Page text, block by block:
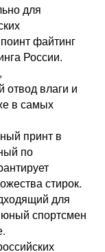
для
файтинг
России.
влаги и
в самых
принт в
по
стирок.
для
спортсмен